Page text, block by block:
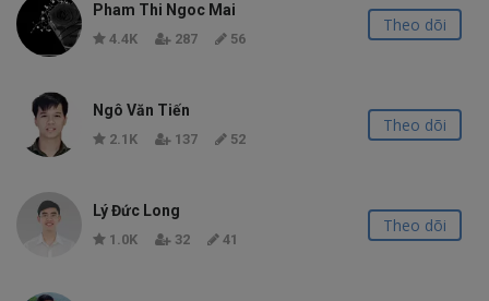
Pham Thi Ngoc Mai
4.4K 287 56
Theo dõi
Ngô Văn Tiến
2.1K 137 52
Theo dõi
Lý Đức Long
1.0K 32 41
Theo dõi